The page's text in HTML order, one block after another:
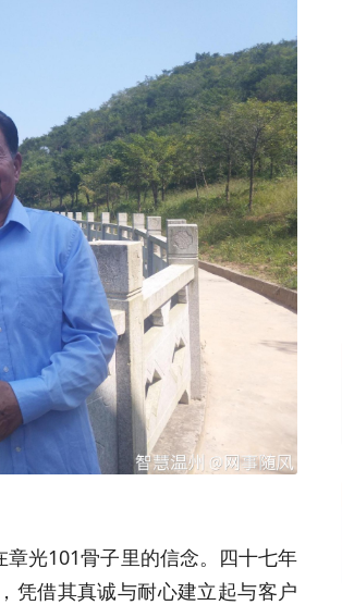
光101骨子里的信念。四十七年
凭借其真诚与耐心建立起与客户